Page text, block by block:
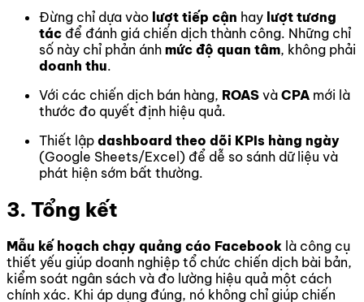
Đừng chỉ dựa vào lượt tiếp cận hay lượt tương
tác để đánh giá chiến dịch thành công. Những chỉ
số này chỉ phản ánh mức độ quan tâm, không phải
doanh thu.
Với các chiến dịch bán hàng, ROAS và CPA mới là
thước đo quyết định hiệu quả.
Thiết lập dashboard theo dõi KPIs hàng ngày
(Google Sheets/Excel) để dễ so sánh dữ liệu và
phát hiện sớm bất thường.
3. Tổng kết
Mẫu kế hoạch chạy quảng cáo Facebook là công cụ
thiết yếu giúp doanh nghiệp tổ chức chiến dịch bài bản,
kiểm soát ngân sách và đo lường hiệu quả một cách
chính xác. Khi áp dụng đúng, nó không chỉ giúp chiến